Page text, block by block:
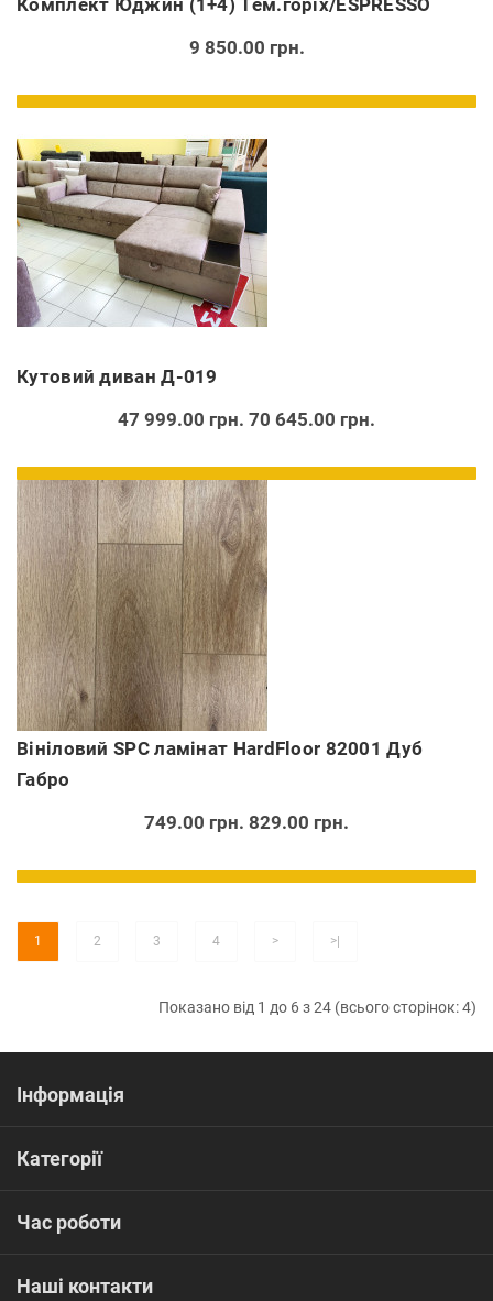
Комплект Юджин (1+4) Тем.горіх/ESPRESSO
9 850.00 грн.
Кутовий диван Д-019
47 999.00 грн. 70 645.00 грн.
Вініловий SPC ламінат HardFloor 82001 Дуб
Габро
749.00 грн. 829.00 грн.
1 2 3 4 > >|
Показано від 1 до 6 з 24 (всього сторінок: 4)
Інформація
Категорії
Час роботи
Наші контакти